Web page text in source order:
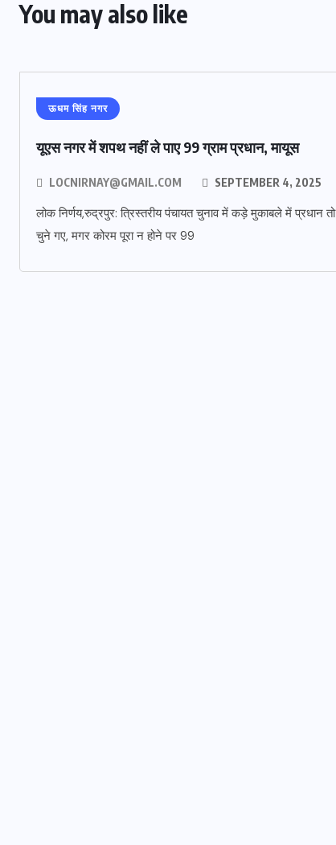
You may also like
ऊधम सिंह नगर
यूएस नगर में शपथ नहीं ले पाए 99 ग्राम प्रधान, मायूस
LOCNIRNAY@GMAIL.COM SEPTEMBER 4, 2025
लोक निर्णय,रुद्रपुर: त्रिस्तरीय पंचायत चुनाव में कड़े मुकाबले में प्रधान तो
चुने गए, मगर कोरम पूरा न होने पर 99